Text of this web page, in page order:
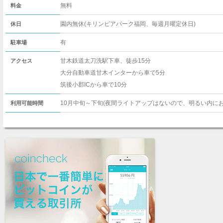
料金 無料
休日 園内無休(キリンビアパーク福岡、毎週月曜定休日)
駐車場 有
アクセス
甘木鉄道太刀洗駅下車、徒歩15分
大分自動車道甘木インターから車で5分
筑後小郡ICから車で10分
利用可能時間 10月中旬～下旬(夜間ライトアップはないので、明るい内に